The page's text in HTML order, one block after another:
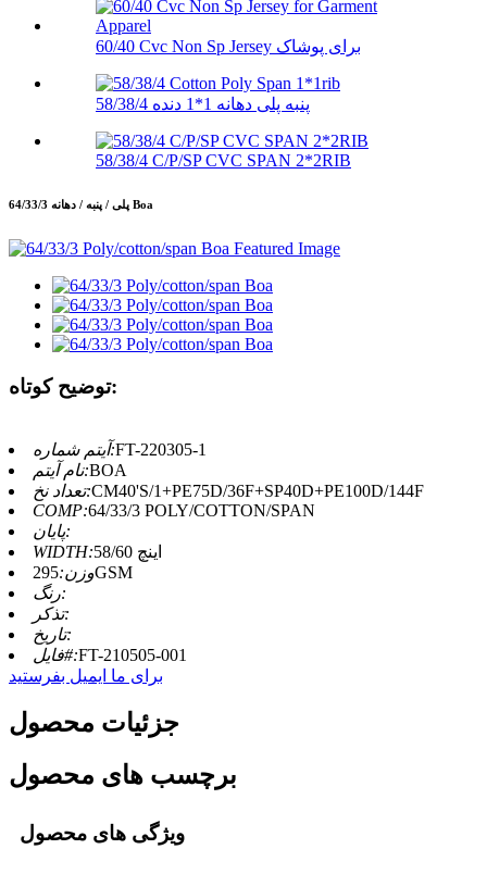
60/40 Cvc Non Sp Jersey برای پوشاک
58/38/4 پنبه پلی دهانه 1*1 دنده
58/38/4 C/P/SP CVC SPAN 2*2RIB
64/33/3 پلی / پنبه / دهانه Boa
توضیح کوتاه:
آیتم شماره:FT-220305-1
نام آیتم:BOA
تعداد نخ:CM40'S/1+PE75D/36F+SP40D+PE100D/144F
COMP:64/33/3 POLY/COTTON/SPAN
پایان:
WIDTH:
58/60 اینچ
وزن:295GSM
رنگ:
تذکر:
تاریخ:
فایل#:FT-210505-001
برای ما ایمیل بفرستید
جزئیات محصول
برچسب های محصول
ویژگی های محصول